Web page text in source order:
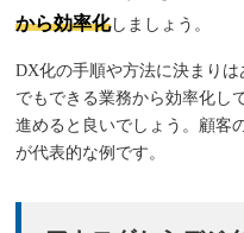
から効率化しましょう。
DX化の手順や方法に決まり
でもできる業務から効率化し
進めると良いでしょう。顧客
が代表的な例です。